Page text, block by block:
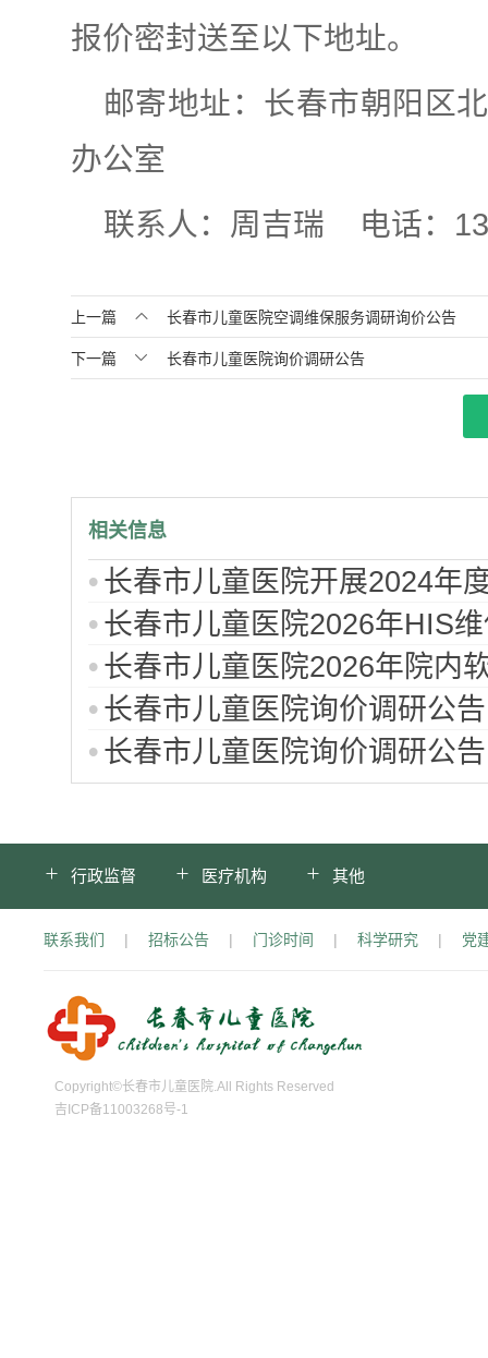
报价密封送至以下地址。
邮寄地址：长春市朝阳区
办公室
联系人：周吉瑞 电话：
上一篇  长春市儿童医院空调维保服务调研询价公告
下一篇  长春市儿童医院询价调研公告
相关信息
长春市儿童医院开展2024年
长春市儿童医院2026年HIS
长春市儿童医院2026年院内
长春市儿童医院询价调研公告
长春市儿童医院询价调研公告
行政监督 医疗机构 其他
联系我们 | 招标公告 | 门诊时间 | 科学研究 | 党
Copyright©长春市儿童医院.All Rights Reserved
吉ICP备11003268号-1